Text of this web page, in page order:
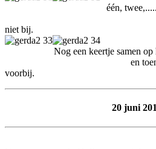
één,
Niet zo hoog
niet bij.
Nog een keertje
en toen was de
voorbij.
20 juni